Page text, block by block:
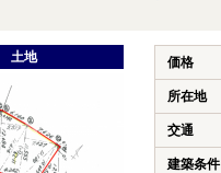
土地 価格
所在地
交通
建築条件